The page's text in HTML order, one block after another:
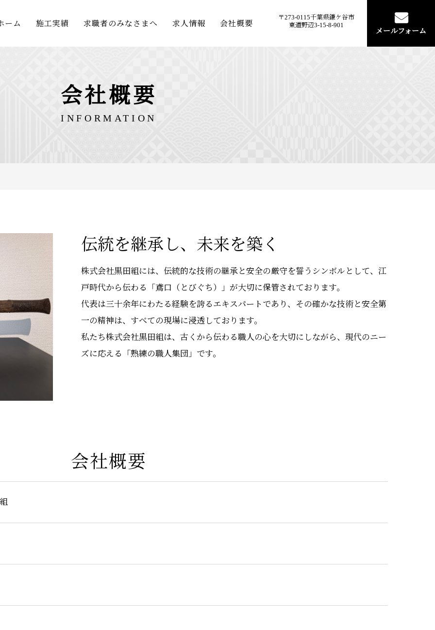
ーム 施工実績 求職者のみなさまへ 求人情報 会社概要
〒273-0115千葉県鎌ケ谷市
東道野辺3-15-8-901
メールフォーム
会社概要
INFORMATION
伝統を継承し、未来を築く
株式会社黒田組には、伝統的な技術の継承と安全の厳守を誓うシンボルとして、江
戸時代から伝わる「鳶口（とびぐち）」が大切に保管されております。
代表は三十余年にわたる経験を誇るエキスパートであり、その確かな技術と安全第
一の精神は、すべての現場に浸透しております。
私たち株式会社黒田組は、古くから伝わる職人の心を大切にしながら、現代のニー
ズに応える「熟練の職人集団」です。
会社概要